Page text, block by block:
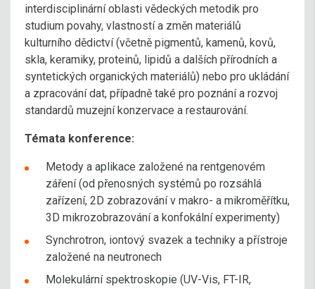
interdisciplinární oblasti vědeckých metodik pro
studium povahy, vlastností a změn materiálů
kulturního dědictví (včetně pigmentů, kamenů, kovů,
skla, keramiky, proteinů, lipidů a dalších přírodních a
syntetických organických materiálů) nebo pro ukládání
a zpracování dat, případně také pro poznání a rozvoj
standardů muzejní konzervace a restaurování.
Témata konference:
Metody a aplikace založené na rentgenovém
záření (od přenosných systémů po rozsáhlá
zařízení, 2D zobrazování v makro- a mikroměřítku,
3D mikrozobrazování a konfokální experimenty)
Synchrotron, iontový svazek a techniky a přístroje
založené na neutronech
Molekulární spektroskopie (UV-Vis, FT-IR,